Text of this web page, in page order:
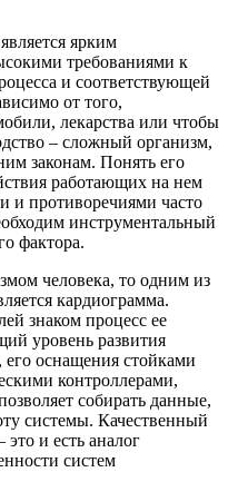
ярким
требованиями к
и соответствующей
от того,
лекарства или чтобы
– сложный организм,
законам. Понять его
работающих на нем
и противоречиями часто
инструментальный
фактора.
человека, то одним из
кардиограмма.
знаком процесс ее
уровень развития
его оснащения стойками
контроллерами,
собирать данные,
системы. Качественный
и есть аналог
систем